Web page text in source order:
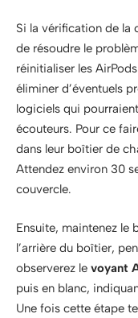
Si la vérification de la
de résoudre le
réinitialiser les
éliminer d’éventuels
logiciels qui
écouteurs. Pour ce
dans leur boîtier de
Attendez environ 30
couvercle.
Ensuite, maintenez le
l’arrière du boîtier,
observerez le voyant
puis en blanc,
Une fois cette étape